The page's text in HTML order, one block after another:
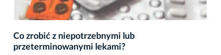
Co zrobić z niepotrzebnymi lub
przeterminowanymi lekami?